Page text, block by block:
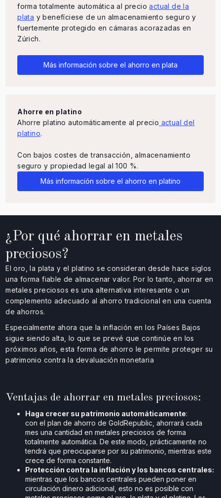
forma totalmente automática al precioactual de la
plata y benefíciese de un almacenamiento seguro y
fuertemente protegido en cámaras acorazadas en
Zúrich.
Más información sobre el ahorro en plata
Ahorre en platino
Ahorre platino automáticamente al precio actual del
platino.
Con bajos costes de transacción, almacenamiento
seguro y propiedad legal al 100 %.
Más información sobre el ahorro en platino
Ventajas de ahorrar en metales preciosos:
Haga crecer su patrimonio automáticamente:
con el plan de ahorro de GoldRepublic, ahorrará cada
mes una cantidad en metales preciosos de forma
totalmente automática. De este modo, prácticamente no
tendrá que preocuparse por su patrimonio, mientras este
crece de forma constante.
Protección contra la inflación y los bancos centrales:
mientras que los bancos centrales pueden poner en
circulación dinero adicional, esto no es posible con
¿Por qué ahorrar en metales
preciosos?
El oro, la plata y el platino se consideran desde hace siglos
una forma fiable de almacenar valor. Por lo tanto, ahorrar en
metales preciosos es una alternativa interesante o un
complemento adecuado al ahorro tradicional en una cuenta
de ahorros.
Especialmente ahora que la inflación en los Países Bajos
sigue siendo alta, lo que se prevé que continúe en los
próximos años, esta forma de ahorro le permite proteger su
patrimonio contra la devaluación monetaria